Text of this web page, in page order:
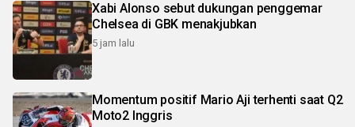
Xabi Alonso sebut dukungan penggemar
Chelsea di GBK menakjubkan
5 jam lalu
Momentum positif Mario Aji terhenti saat Q2
Moto2 Inggris